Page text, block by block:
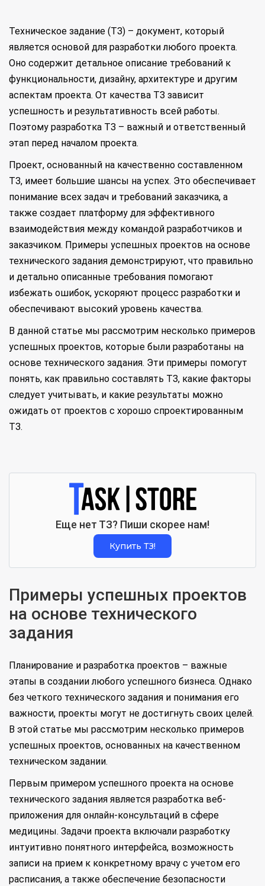
Техническое задание (ТЗ) – документ, который
является основой для разработки любого проекта.
Оно содержит детальное описание требований к
функциональности, дизайну, архитектуре и другим
аспектам проекта. От качества ТЗ зависит
успешность и результативность всей работы.
Поэтому разработка ТЗ – важный и ответственный
этап перед началом проекта.
Проект, основанный на качественно составленном
ТЗ, имеет большие шансы на успех. Это обеспечивает
понимание всех задач и требований заказчика, а
также создает платформу для эффективного
взаимодействия между командой разработчиков и
заказчиком. Примеры успешных проектов на основе
технического задания демонстрируют, что правильно
и детально описанные требования помогают
избежать ошибок, ускоряют процесс разработки и
обеспечивают высокий уровень качества.
В данной статье мы рассмотрим несколько примеров
успешных проектов, которые были разработаны на
основе технического задания. Эти примеры помогут
понять, как правильно составлять ТЗ, какие факторы
следует учитывать, и какие результаты можно
ожидать от проектов с хорошо спроектированным
ТЗ.
Еще нет ТЗ? Пиши скорее нам!
Купить ТЗ!
Примеры успешных проектов
на основе технического
задания
Планирование и разработка проектов – важные
этапы в создании любого успешного бизнеса. Однако
без четкого технического задания и понимания его
важности, проекты могут не достигнуть своих целей.
В этой статье мы рассмотрим несколько примеров
успешных проектов, основанных на качественном
техническом задании.
Первым примером успешного проекта на основе
технического задания является разработка веб-
приложения для онлайн-консультаций в сфере
медицины. Задачи проекта включали разработку
интуитивно понятного интерфейса, возможность
записи на прием к конкретному врачу с учетом его
расписания, а также обеспечение безопасности